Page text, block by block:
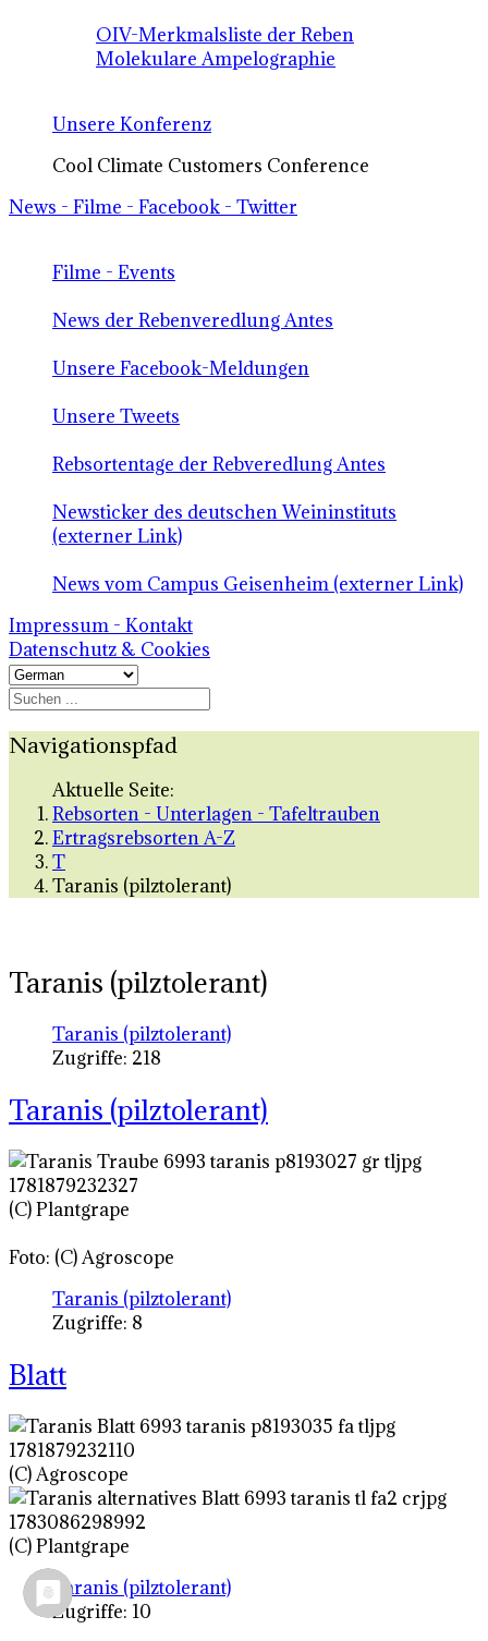
OIV-Merkmalsliste der Reben
Molekulare Ampelographie
Unsere Konferenz
Cool Climate Customers Conference
News - Filme - Facebook - Twitter
Filme - Events
News der Rebenveredlung Antes
Unsere Facebook-Meldungen
Unsere Tweets
Rebsortentage der Rebveredlung Antes
Newsticker des deutschen Weininstituts
(externer Link)
News vom Campus Geisenheim (externer Link)
Impressum - Kontakt
Datenschutz & Cookies
Navigationspfad
Aktuelle Seite:
Rebsorten - Unterlagen - Tafeltrauben
Ertragsrebsorten A-Z
T
Taranis (pilztolerant)
Taranis (pilztolerant)
Taranis (pilztolerant)
Zugriffe: 218
Taranis (pilztolerant)
(C) Plantgrape
Foto: (C) Agroscope
Taranis (pilztolerant)
Zugriffe: 8
Blatt
(C) Agroscope
(C) Plantgrape
Taranis (pilztolerant)
Zugriffe: 10